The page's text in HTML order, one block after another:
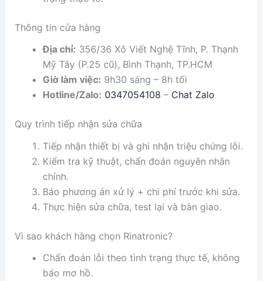
Thông tin cửa hàng
Địa chỉ: 356/36 Xô Viết Nghệ Tĩnh, P. Thạnh
Mỹ Tây (P.25 cũ), Bình Thạnh, TP.HCM
Giờ làm việc: 9h30 sáng – 8h tối
Hotline/Zalo: 0347054108 – Chat Zalo
Quy trình tiếp nhận sửa chữa
Tiếp nhận thiết bị và ghi nhận triệu chứng lỗi.
Kiểm tra kỹ thuật, chẩn đoán nguyên nhân
chính.
Báo phương án xử lý + chi phí trước khi sửa.
Thực hiện sửa chữa, test lại và bàn giao.
Vì sao khách hàng chọn Rinatronic?
Chẩn đoán lỗi theo tình trạng thực tế, không
báo mơ hồ.